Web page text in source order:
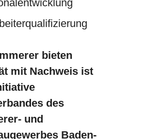
bieten
mit Nachweis ist
des
und
Baden-